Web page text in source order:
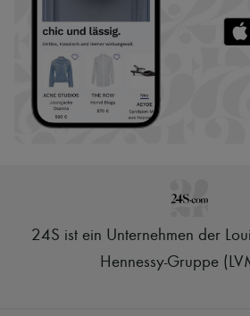
24S ist ein Unternehmen der
Hennessy-Gruppe